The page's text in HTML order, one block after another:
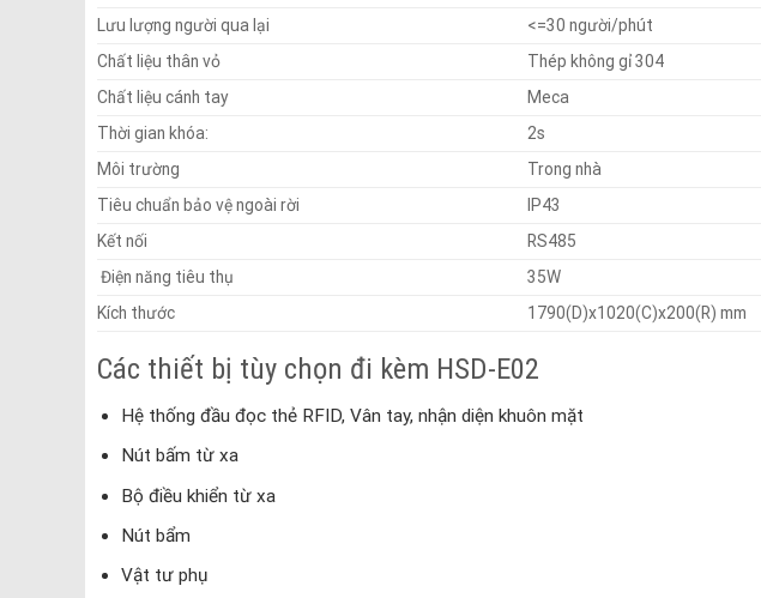
Lưu lượng người qua lại
<=30 người/phút
Chất liệu thân vỏ
Thép không gỉ 304
Chất liệu cánh tay
Meca
Thời gian khóa:
2s
Môi trường
Trong nhà
Tiêu chuẩn bảo vệ ngoài rời
IP43
Kết nối
RS485
Điện năng tiêu thụ
35W
Kích thước
1790(D)x1020(C)x200(R) mm
Các thiết bị tùy chọn đi kèm HSD-E02
Hệ thống đầu đọc thẻ RFID, Vân tay, nhận diện khuôn mặt
Nút bấm từ xa
Bộ điều khiển từ xa
Nút bẩm
Vật tư phụ